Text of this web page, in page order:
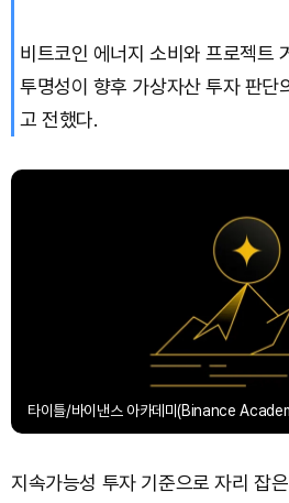
Bitcoin (BTC)
비트코인 에너지 소비와 프로젝트
투명성이 향후 가상자산 투자 판단
고 전했다.
타이틀/바이낸스 아카데미(Binance
지속가능성 투자 기준으로 자리 잡